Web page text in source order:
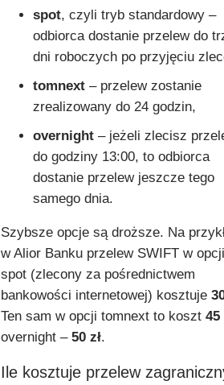
spot, czyli tryb standardowy –
odbiorca dostanie przelew do
dni roboczych po przyjęciu
tomnext – przelew zostanie
zrealizowany do 24 godzin,
overnight – jeżeli zlecisz
do godziny 13:00, to odbiorca
dostanie przelew jeszcze tego
samego dnia.
Szybsze opcje są droższe. Na
w Alior Banku przelew SWIFT w opcji
spot (zlecony za pośrednictwem
bankowości internetowej) kosztuje
Ten sam w opcji tomnext to koszt 45
overnight – 50 zł.
Ile kosztuje przelew